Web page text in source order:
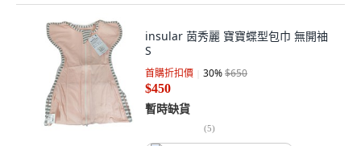
insular 茵秀麗 寶寶蝶型包巾 無開䄂
S
首購折扣價 30%$650
$450
暫時缺貨
(5)